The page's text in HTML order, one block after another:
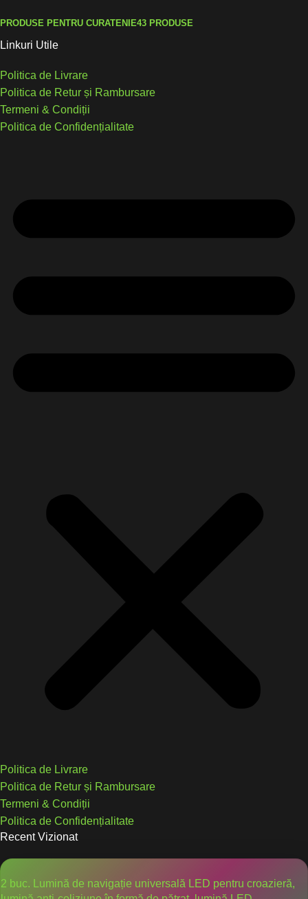
PRODUSE PENTRU CURATENIE43 PRODUSE
Linkuri Utile
Politica de Livrare
Politica de Retur și Rambursare
Termeni & Condiții
Politica de Confidențialitate
Politica de Livrare
Politica de Retur și Rambursare
Termeni & Condiții
Politica de Confidențialitate
Recent Vizionat
2 buc. Lumină de navigație universală LED pentru croazieră,